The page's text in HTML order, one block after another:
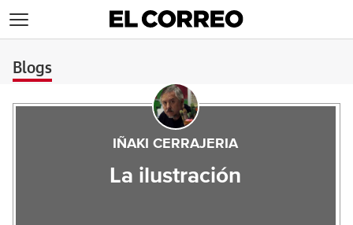
Blogs
IÑAKI CERRAJERIA
La ilustración